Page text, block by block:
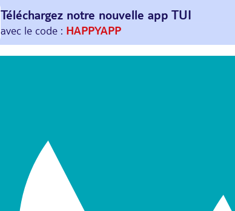
Téléchargez notre nouvelle app TUI
Et profitez de 30€ offerts*sur votreprochain
avec le code : HAPPYAPP